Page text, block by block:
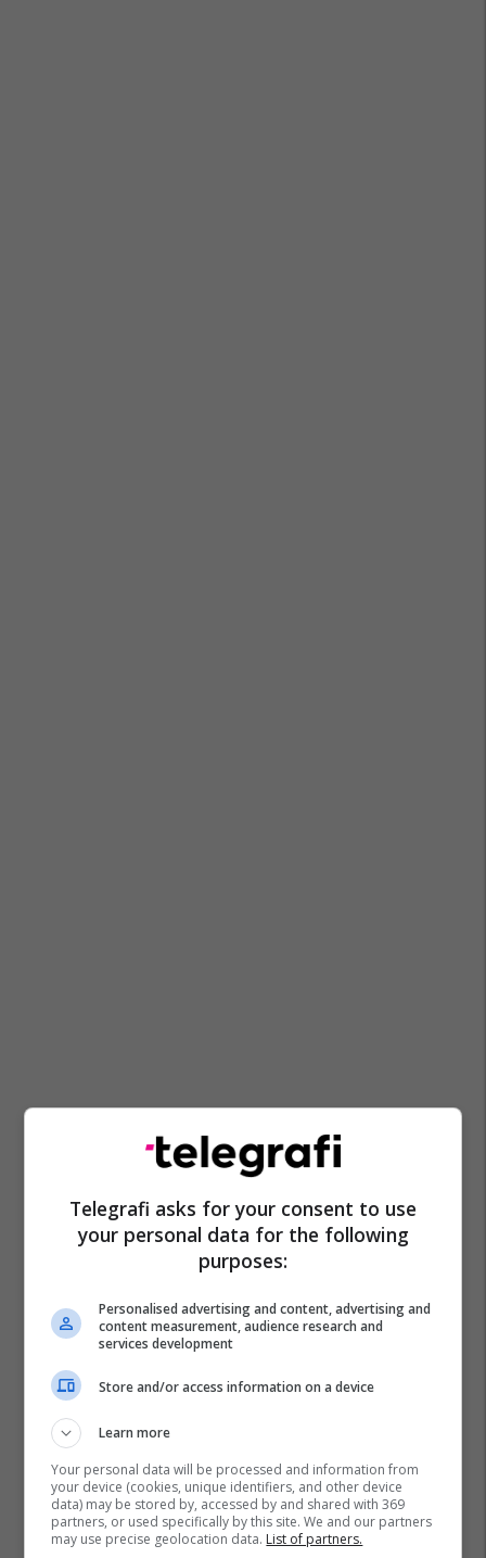
Dani Carvajal
Sporting Lisbona
Inter
Transferimet La Liga
Telegrafi asks for your consent to use
your personal data for the following
purposes:
Personalised advertising and content, advertising and
content measurement, audience research and
services development
Store and/or access information on a device
Learn more
Your personal data will be processed and information from
your device (cookies, unique identifiers, and other device
data) may be stored by, accessed by and shared with 369
partners, or used specifically by this site. We and our partners
may use precise geolocation data. List of partners.